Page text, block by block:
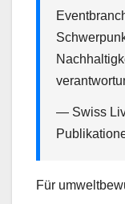
— Swiss
Für